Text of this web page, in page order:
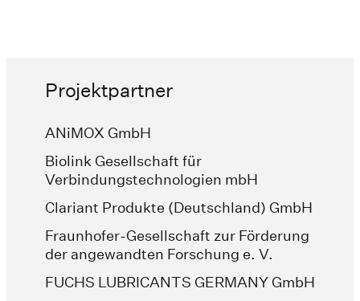
Projektpartner
ANiMOX GmbH
Biolink Gesellschaft für
Verbindungstechnologien mbH
Clariant Produkte (Deutschland) GmbH
Fraunhofer-Gesellschaft zur Förderung
der angewandten Forschung e. V.
FUCHS LUBRICANTS GERMANY GmbH